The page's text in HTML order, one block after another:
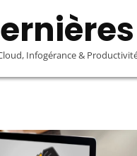
Infogérance &